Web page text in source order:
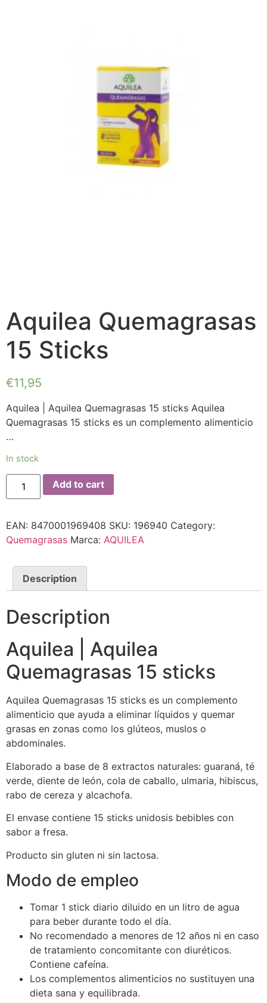
Aquilea Quemagrasas
15 Sticks
€11,95
Aquilea | Aquilea Quemagrasas 15 sticks Aquilea
Quemagrasas 15 sticks es un complemento alimenticio
…
In stock
Add to cart
EAN: 8470001969408 SKU: 196940 Category:
Quemagrasas Marca: AQUILEA
Description
Description
Aquilea | Aquilea
Quemagrasas 15 sticks
Aquilea Quemagrasas 15 sticks es un complemento
alimenticio que ayuda a eliminar líquidos y quemar
grasas en zonas como los glúteos, muslos o
abdominales.
Elaborado a base de 8 extractos naturales: guaraná, té
verde, diente de león, cola de caballo, ulmaria, hibiscus,
rabo de cereza y alcachofa.
El envase contiene 15 sticks unidosis bebibles con
sabor a fresa.
Producto sin gluten ni sin lactosa.
Modo de empleo
Tomar 1 stick diario diluido en un litro de agua
para beber durante todo el día.
No recomendado a menores de 12 años ni en caso
de tratamiento concomitante con diuréticos.
Contiene cafeína.
Los complementos alimenticios no sustituyen una
dieta sana y equilibrada.